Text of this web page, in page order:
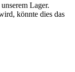
Lager.
könnte dies das